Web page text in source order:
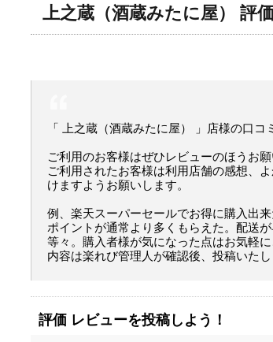
上之蔵（酒蔵みたに屋） 評
「 上之蔵（酒蔵みたに屋） 」店様の口コ
ご利用のお客様はぜひレビューのほうお願
ご利用されたお客様は利用店舗の感想、
けますようお願いします。
例、楽天スーパーセールでお得に購入出
ポイントが通常より多くもらえた。配送
等々。購入者様が気になった点はお気軽
内容は楽れび管理人が確認後、投稿いたし
評価 レビューを投稿しよう！